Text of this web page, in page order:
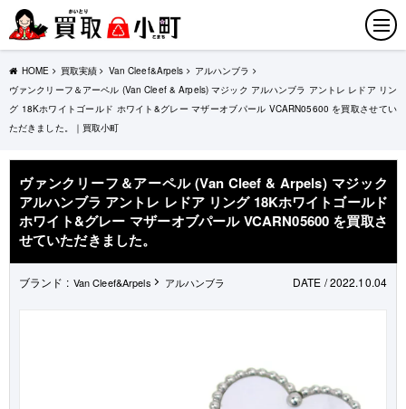
HOME 買取実績 Van Cleef&Arpels
アルハンブラ
ヴァンクリーフ＆アーペル (Van Cleef & Arpels) マジック アルハンブラ アントレ レドア リン
グ 18Kホワイトゴールド ホワイト&グレー マザーオブパール VCARN05600 を買取させてい
ただきました。｜買取小町
ヴァンクリーフ＆アーペル (Van Cleef & Arpels) マジック
アルハンブラ アントレ レドア リング 18Kホワイトゴールド
ホワイト&グレー マザーオブパール VCARN05600 を買取さ
せていただきました。
ブランド : Van Cleef&Arpels アルハンブラ DATE / 2022.10.04